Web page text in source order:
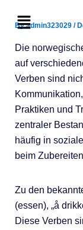
Menu
Byadmin323029 /
Die
auf
Verben sind
Praktiken und
zentraler
häufig in
beim
Zu den
(essen), „å
Diese Verben